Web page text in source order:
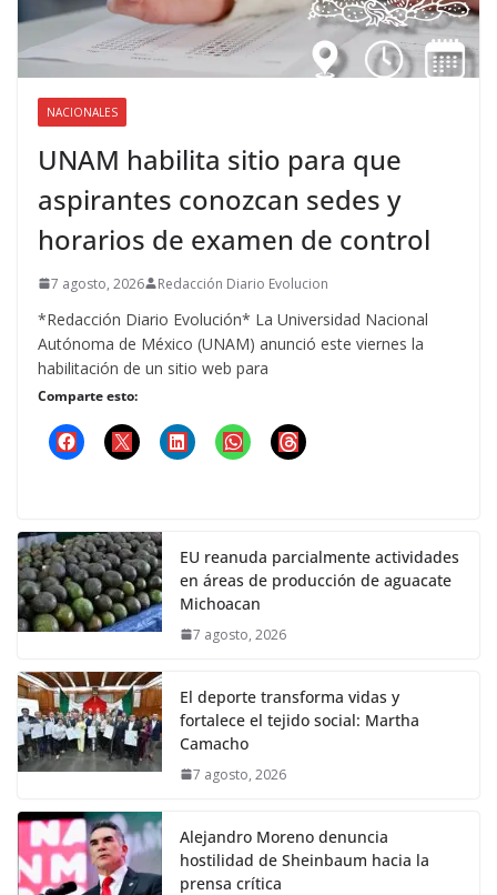
NACIONALES
UNAM habilita sitio para que
aspirantes conozcan sedes y
horarios de examen de control
7 agosto, 2026 Redacción Diario Evolucion
*Redacción Diario Evolución* La Universidad Nacional
Autónoma de México (UNAM) anunció este viernes la
habilitación de un sitio web para
Comparte esto:
EU reanuda parcialmente actividades
en áreas de producción de aguacate
Michoacan
7 agosto, 2026
El deporte transforma vidas y
fortalece el tejido social: Martha
Camacho
7 agosto, 2026
Alejandro Moreno denuncia
hostilidad de Sheinbaum hacia la
prensa crítica